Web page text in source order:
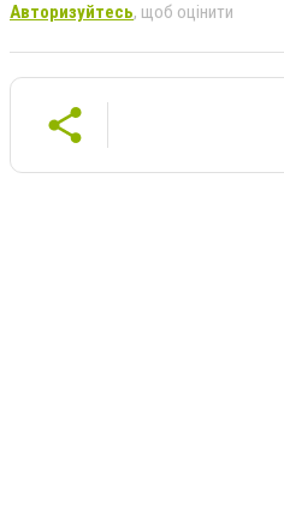
Авторизуйтесь, щоб оцінити